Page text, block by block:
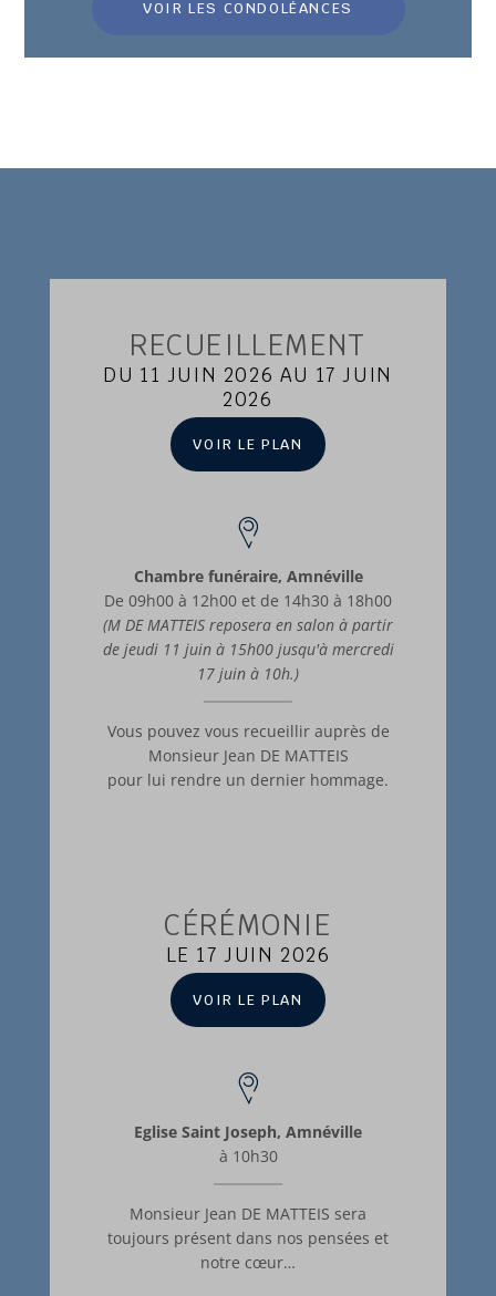
VOIR LES CONDOLÉANCES
RECUEILLEMENT
DU 11 JUIN 2026 AU 17 JUIN
2026
VOIR LE PLAN
Chambre funéraire, Amnéville
De 09h00 à 12h00 et de 14h30 à 18h00
(M DE MATTEIS reposera en salon à partir
de jeudi 11 juin à 15h00 jusqu'à mercredi
17 juin à 10h.)
Vous pouvez vous recueillir auprès de
Monsieur Jean DE MATTEIS
pour lui rendre un dernier hommage.
CÉRÉMONIE
LE 17 JUIN 2026
VOIR LE PLAN
Eglise Saint Joseph, Amnéville
à 10h30
Monsieur Jean DE MATTEIS sera
toujours présent dans nos pensées et
notre cœur…